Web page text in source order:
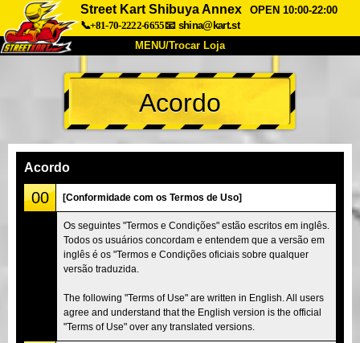
Street Kart Shibuya Annex
OPEN 10:00-22:00
📞+81-70-2222-6655📧 shina@kart.st
MENU/Trocar Loja
INÍCIO
Sobre Especificações Preços
Empresa
Tokyo Shinagawa Tokyo Akihabara#1
Tokyo Akihabara#2 Tokyo Shibuya
Tokyo Shibuya Annex
Tokyo Asakusa Osaka
Okinawa
Acordo
Acordo
00 [Conformidade com os Termos de Uso]
Os seguintes "Termos e Condições" estão escritos em inglês.
Todos os usuários concordam e entendem que a versão em
inglês é os "Termos e Condições oficiais sobre qualquer
versão traduzida.
The following "Terms of Use" are written in English. All users
agree and understand that the English version is the official
"Terms of Use" over any translated versions.